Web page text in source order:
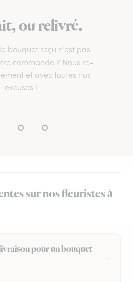
ou relivré.
bouquet reçu n’est pas
commande ? Nous re-
et avec toutes nos
excuses !
sur nos fleuristes à
pour un bouquet